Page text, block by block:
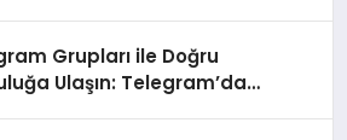
Grupları ile Doğru
Ulaşın: Telegram’da